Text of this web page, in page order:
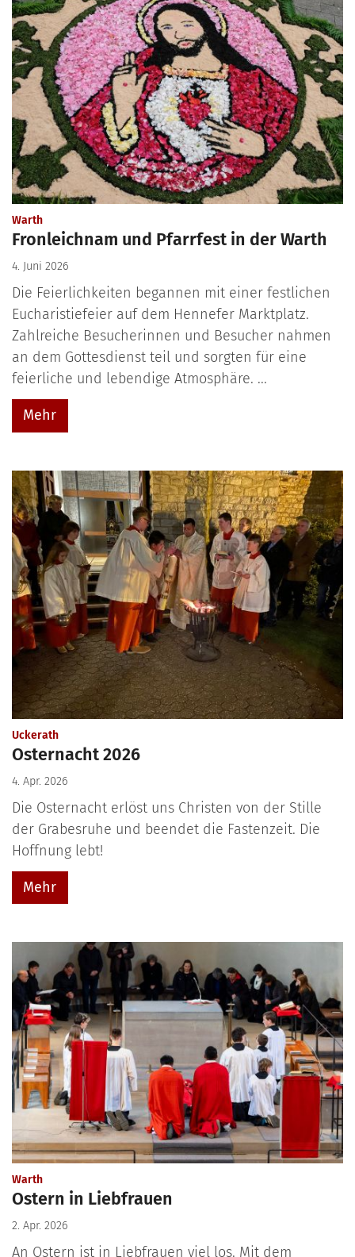
Warth:
Fronleichnam und Pfarrfest in der Warth
4. Juni 2026
Die Feierlichkeiten begannen mit einer festlichen
Eucharistiefeier auf dem Hennefer Marktplatz.
Zahlreiche Besucherinnen und Besucher nahmen
an dem Gottesdienst teil und sorgten für eine
feierliche und lebendige Atmosphäre. ...
Mehr
Uckerath:
Osternacht 2026
4. Apr. 2026
Die Osternacht erlöst uns Christen von der Stille
der Grabesruhe und beendet die Fastenzeit. Die
Hoffnung lebt!
Mehr
Warth:
Ostern in Liebfrauen
2. Apr. 2026
An Ostern ist in Liebfrauen viel los. Mit dem